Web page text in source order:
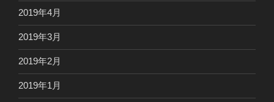
2019年4月
2019年3月
2019年2月
2019年1月